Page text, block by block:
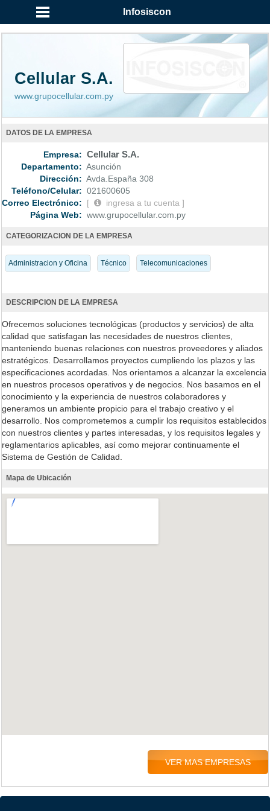
Infosiscon
Cellular S.A.
www.grupocellular.com.py
DATOS DE LA EMPRESA
Empresa: Cellular S.A.
Departamento: Asunción
Dirección: Avda.España 308
Teléfono/Celular: 021600605
Correo Electrónico:
[
ingresa a tu cuenta ]
Página Web: www.grupocellular.com.py
CATEGORIZACION DE LA EMPRESA
Administracion y Oficina Técnico Telecomunicaciones
DESCRIPCION DE LA EMPRESA
Ofrecemos soluciones tecnológicas (productos y servicios) de alta
calidad que satisfagan las necesidades de nuestros clientes,
manteniendo buenas relaciones con nuestros proveedores y aliados
estratégicos. Desarrollamos proyectos cumpliendo los plazos y las
especificaciones acordadas. Nos orientamos a alcanzar la excelencia
en nuestros procesos operativos y de negocios. Nos basamos en el
conocimiento y la experiencia de nuestros colaboradores y
generamos un ambiente propicio para el trabajo creativo y el
desarrollo. Nos comprometemos a cumplir los requisitos establecidos
con nuestros clientes y partes interesadas, y los requisitos legales y
reglamentarios aplicables, así como mejorar continuamente el
Sistema de Gestión de Calidad.
Mapa de Ubicación
VER MAS EMPRESAS